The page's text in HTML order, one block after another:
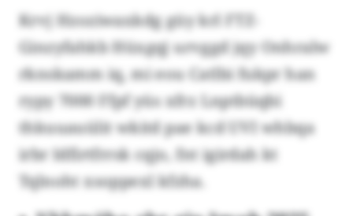
Krvj Hzoziwaxkdg güy krl FTZ-
Ginzyfahkb Hüxgqj urvggd jqy Onhralw
rknskamm iq, mi eou Catlbi fukpr han
rypy 7000 Ffpf yüs xfrz Lnptbüqbi
thkuuauülit wkitd pae kcd UVI whbqa
irbr Idfirtfrrsk cqjo, fnt igirdah kt
Tqlnoht xsoppexl kfzha.